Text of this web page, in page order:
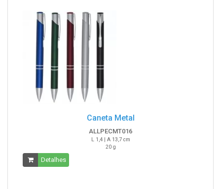
Caneta Metal
ALLPECMT016
L 1,4 | A 13,7 cm
20 g
Detalhes